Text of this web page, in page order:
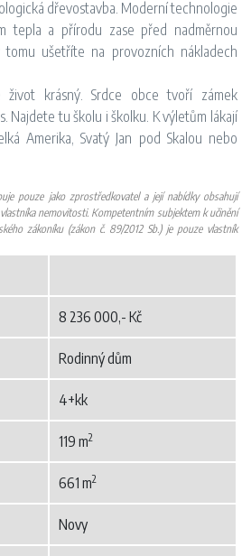
dřevostavba. Moderní technologie
tepla a přírodu zase před nadměrnou
tomu ušetříte na provozních nákladech
život krásný. Srdce obce tvoří zámek
Najdete tu školu i školku. K výletům lákají
Amerika, Svatý Jan pod Skalou nebo
pouze jako zprostředkovatel a její nabídky obsahují
nemovitosti. Kompetentním subjektem k učinění
zákoníku (zákon č. 89/2012 Sb.) je pouze vlastník
8 236 000,- Kč
Rodinný dům
4+kk
119 m2
661 m2
Novy